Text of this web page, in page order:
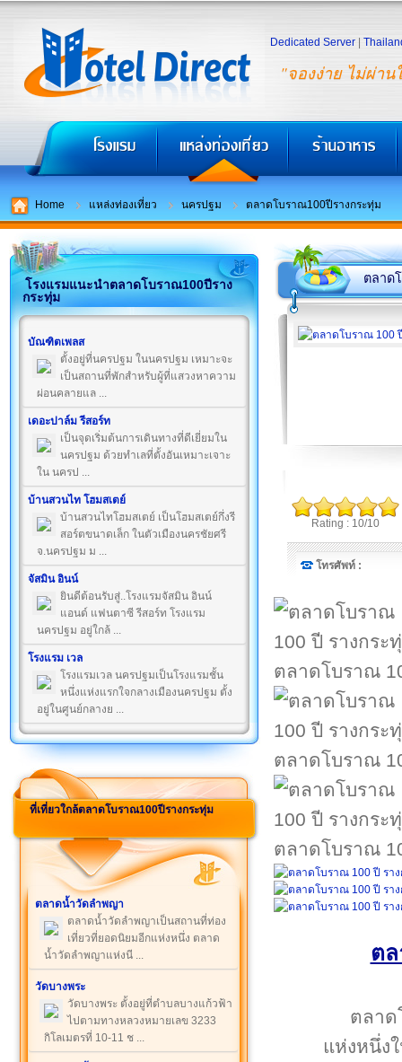
"จองง่าย ไม่ผ่าน
Dedicated Server
Home แหล่งท่องเที่ยว นครปฐม ตลาดโบราณ100ปีรางกระทุ่ม
โรงแรมแนะนำตลาดโบราณ100ปีราง
กระทุ่ม
บัณฑิตเพลส
ตั้งอยู่ที่นครปฐม ในนครปฐม เหมาะจะ
เป็นสถานที่พักสำหรับผู้ที่แสวงหาความ
ผ่อนคลายแล ...
เดอะปาล์ม รีสอร์ท
เป็นจุดเริ่มต้นการเดินทางที่ดีเยี่ยมใน
นครปฐม ด้วยทำเลที่ตั้งอันเหมาะเจาะ
ใน นครป ...
บ้านสวนไท โฮมสเตย์
บ้านสวนไทโฮมสเตย์ เป็นโฮมสเตย์กึ่งรี
สอร์ตขนาดเล็ก ในตัวเมืองนครชัยศรี
จ.นครปฐม ม ...
จัสมิน อินน์
ยินดีต้อนรับสู่..โรงแรมจัสมิน อินน์
แอนด์ แฟนตาซี รีสอร์ท โรงแรม
นครปฐม อยู่ใกล้ ...
โรงแรม เวล
โรงแรมเวล นครปฐมเป็นโรงแรมชั้น
หนึ่งแห่งแรกใจกลางเมืองนครปฐม ตั้ง
อยู่ในศูนย์กลางย ...
ที่เที่ยวใกล้ตลาดโบราณ100ปีรางกระทุ่ม
ตลาดน้ำวัดลำพญา
ตลาดน้ำวัดลำพญาเป็นสถานที่ท่อง
เที่ยวที่ยอดนิยมอีกแห่งหนึ่ง ตลาด
น้ำวัดลำพญาแห่งนี ...
วัดบางพระ
วัดบางพระ ตั้งอยู่ที่ตำบลบางแก้วฟ้า
ไปตามทางหลวงหมายเลข 3233
กิโลเมตรที่ 10-11 ช ...
ตลาด
Rating : 10/10
โทรศัพท์ :
ตลาดโบราณ
ตลาดโบราณ
ตลาดโบราณ
ต
ตลาด
แห่งหนึ่ง